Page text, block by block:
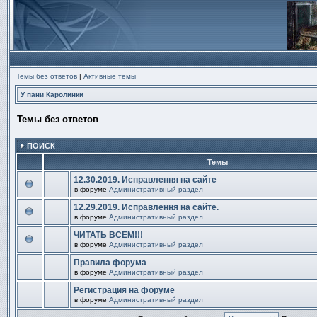
Темы без ответов | Активные темы
У пани Каролинки
Темы без ответов
ПОИСК
Темы
этой
новых
непрочитанных
12.30.2019. Исправлення на сайте
в форуме Административный раздел
этой
новых
непрочитанных
12.29.2019. Исправлення на сайте.
в форуме Административный раздел
этой
новых
непрочитанных
ЧИТАТЬ ВСЕМ!!!
в форуме Административный раздел
этой
новых
Правила форума
в форуме Административный раздел
этой
Регистрация на форуме
в форуме Административный раздел